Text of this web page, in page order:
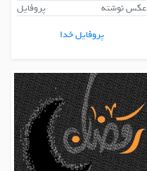
عکس نوشته
پروفایل
پروفایل خدا